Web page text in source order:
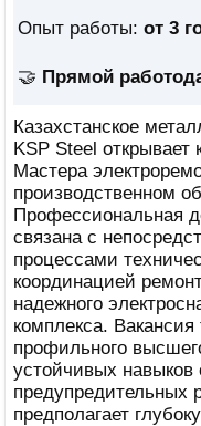
Опыт работы: от 3
🤝 Прямой
Казахстанское
KSP Steel открывает
Мастера
производственном
Профессиональная
связана с
процессами
координацией
надежного
комплекса. Вакансия
профильного
устойчивых навыков
предупредительных
предполагает